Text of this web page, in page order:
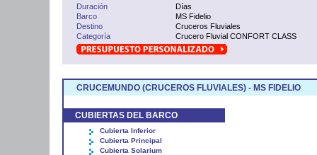
Duración
Días
Barco
MS Fidelio
Destino
Cruceros Fluviales
Categoría
Crucero Fluvial CONFORT CLASS
CRUCEMUNDO (CRUCEROS FLUVIALES) - MS FIDELIO
CUBIERTAS DEL BARCO
Cubierta Inferior
Cubierta Principal
Cubierta Solarium